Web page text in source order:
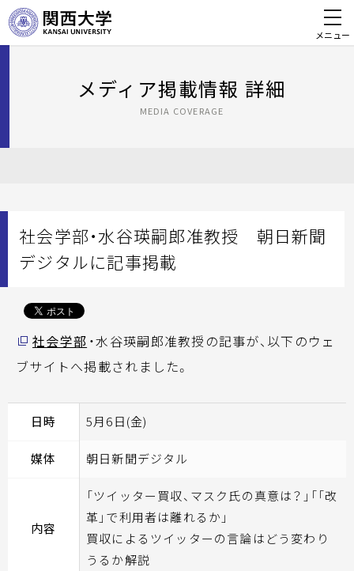
メニュー
メディア掲載情報 詳細
MEDIA COVERAGE
社会学部・水谷瑛嗣郎准教授 朝日新聞
デジタルに記事掲載
社会学部 ・水谷瑛嗣郎准教授の記事が、以下のウェ
ブサイトへ掲載されました。
日時 5月6日(金)
媒体 朝日新聞デジタル
内容
「ツイッター買収、マスク氏の真意は？」「「改
革」で利用者は離れるか」
買収によるツイッターの言論はどう変わり
うるか解説